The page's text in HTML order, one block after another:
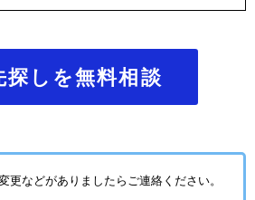
探しを無料相談
更などがありましたらご連絡ください。